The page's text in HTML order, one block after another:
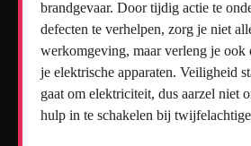
brandgevaar. Door tijdig actie te
defecten te verhelpen, zorg je niet
werkomgeving, maar verleng je ook
je elektrische apparaten. Veiligheid
gaat om elektriciteit, dus aarzel niet
hulp in te schakelen bij